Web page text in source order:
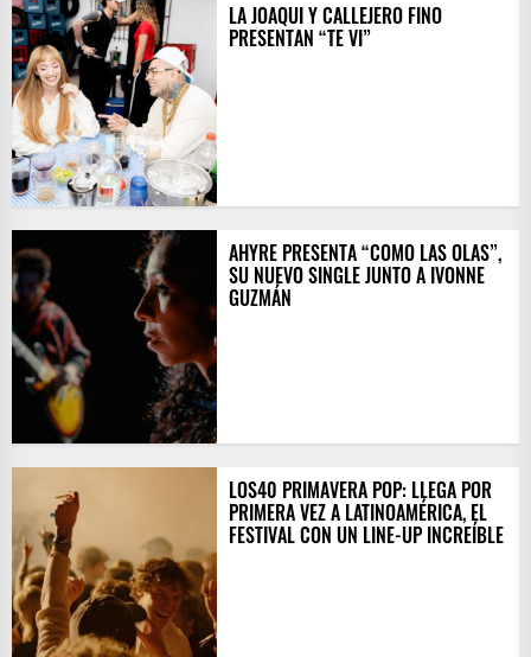
LA JOAQUI Y CALLEJERO FINO
PRESENTAN “TE VI”
AHYRE PRESENTA “COMO LAS OLAS”,
SU NUEVO SINGLE JUNTO A IVONNE
GUZMÁN
LOS40 PRIMAVERA POP: LLEGA POR
PRIMERA VEZ A LATINOAMÉRICA, EL
FESTIVAL CON UN LINE-UP INCREÍBLE